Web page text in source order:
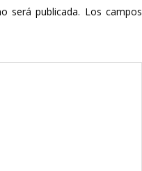
será publicada. Los campos